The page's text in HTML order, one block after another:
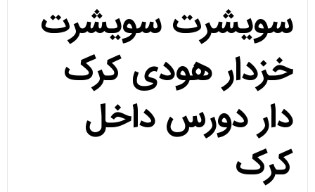
سویشرت سویشرت
خزدار هودی کرک
دار دورس داخل
کرک